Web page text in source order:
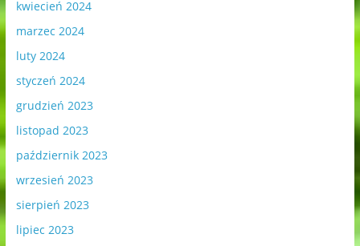
kwiecień 2024
marzec 2024
luty 2024
styczeń 2024
grudzień 2023
listopad 2023
październik 2023
wrzesień 2023
sierpień 2023
lipiec 2023